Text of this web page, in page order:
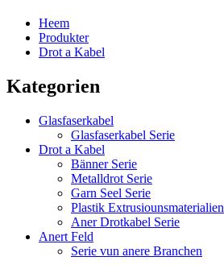
Heem
Produkter
Drot a Kabel
Kategorien
Glasfaserkabel
Glasfaserkabel Serie
Drot a Kabel
Bänner Serie
Metalldrot Serie
Garn Seel Serie
Plastik Extrusiounsmaterialien
Aner Drotkabel Serie
Anert Feld
Serie vun anere Branchen